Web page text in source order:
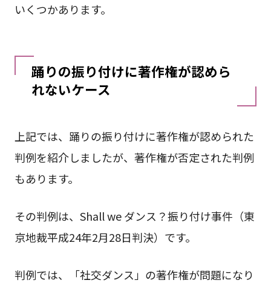
いくつかあります。
踊りの振り付けに著作権が認めら
れないケース
上記では、踊りの振り付けに著作権が認められた
判例を紹介しましたが、著作権が否定された判例
もあります。
その判例は、Shall we ダンス？振り付け事件（東
京地裁平成24年2月28日判決）です。
判例では、「社交ダンス」の著作権が問題になり